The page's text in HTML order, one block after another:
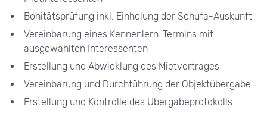
Bonitätsprüfung inkl. Einholung der Schufa-Auskunft
Vereinbarung eines Kennenlern-Termins mit
ausgewählten Interessenten
Erstellung und Abwicklung des Mietvertrages
Vereinbarung und Durchführung der Objektübergabe
Erstellung und Kontrolle des Übergabeprotokolls